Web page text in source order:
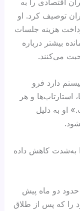
اقتصادی را به
توصیف کرد. او
هزینه جلسات
بیشتر درباره
می‌کنند.
دارد فرو
استارتاپ‌ها و هر
او به دلیل
به‌شدت کاهش داده
دو ماه پیش
را که پس از طلاق